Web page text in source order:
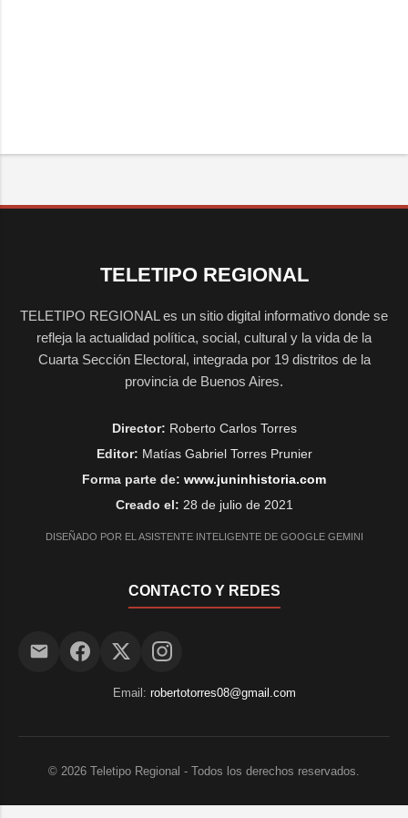
TELETIPO REGIONAL
TELETIPO REGIONAL es un sitio digital informativo donde se
refleja la actualidad política, social, cultural y la vida de la
Cuarta Sección Electoral, integrada por 19 distritos de la
provincia de Buenos Aires.
Director: Roberto Carlos Torres
Editor: Matías Gabriel Torres Prunier
Forma parte de: www.juninhistoria.com
Creado el: 28 de julio de 2021
DISEÑADO POR EL ASISTENTE INTELIGENTE DE GOOGLE GEMINI
CONTACTO Y REDES
Email: robertotorres08@gmail.com
© 2026 Teletipo Regional - Todos los derechos reservados.